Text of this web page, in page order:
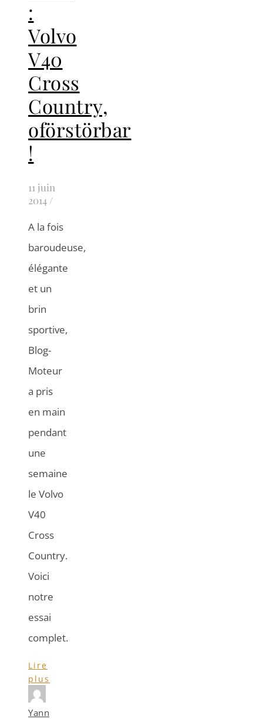
:
Volvo
V40
Cross
Country,
oförstörbar
!
11 juin
2014 /
A la fois
baroudeuse,
élégante
et un
brin
sportive,
Blog-
Moteur
a pris
en main
pendant
une
semaine
le Volvo
V40
Cross
Country.
Voici
notre
essai
complet.
Lire
plus
Yann